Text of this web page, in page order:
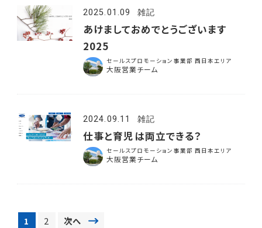
2025.01.09 雑記
あけましておめでとうございます
2025
セールスプロモーション事業部 西日本エリア
大阪営業チーム
2024.09.11 雑記
仕事と育児は両立できる？
セールスプロモーション事業部 西日本エリア
大阪営業チーム
1 2 次へ